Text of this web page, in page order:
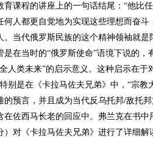
育课程的讲座上的一句话结尾：“他比
何人都更自觉地为实现这些理想而奋
。当代俄罗斯民族的这个精神领袖就是
是在当时的“俄罗斯使命”语境下说的，
人类未来”的启示意义。这种启示在于
别是在《卡拉马佐夫兄弟》中，“宗教
的预言，并且成为当代反乌托邦/敌托
在佐西马长老的回应中。弗兰克在书中
）对《卡拉马佐夫兄弟》进行了详细解